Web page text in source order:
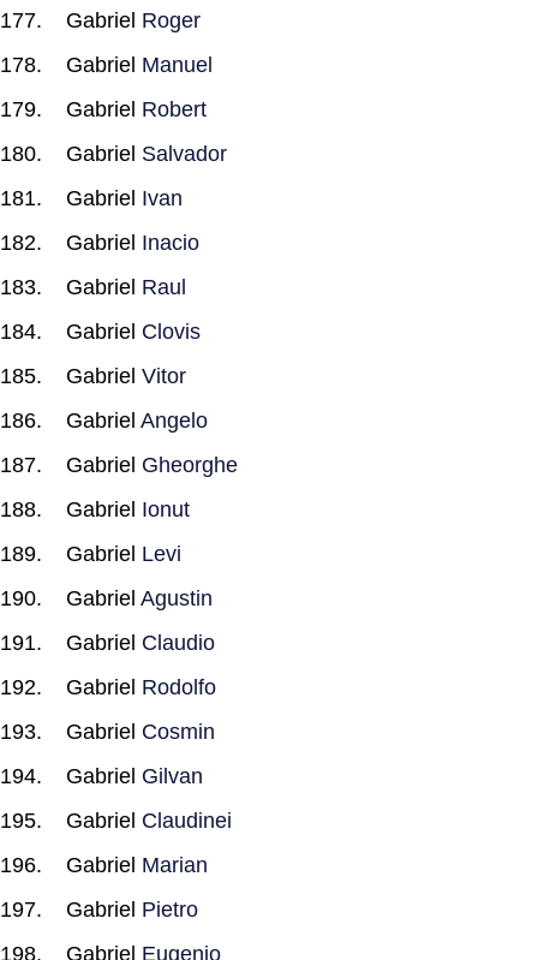
Gabriel Roger
Gabriel Manuel
Gabriel Robert
Gabriel Salvador
Gabriel Ivan
Gabriel Inacio
Gabriel Raul
Gabriel Clovis
Gabriel Vitor
Gabriel Angelo
Gabriel Gheorghe
Gabriel Ionut
Gabriel Levi
Gabriel Agustin
Gabriel Claudio
Gabriel Rodolfo
Gabriel Cosmin
Gabriel Gilvan
Gabriel Claudinei
Gabriel Marian
Gabriel Pietro
Gabriel Eugenio